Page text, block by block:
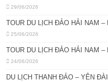
29/06/2026
TOUR DU LỊCH ĐẢO HẢI NAM
25/06/2026
TOUR DU LỊCH ĐẢO HẢI NAM
24/06/2026
DU LỊCH THANH ĐẢO – YÊN